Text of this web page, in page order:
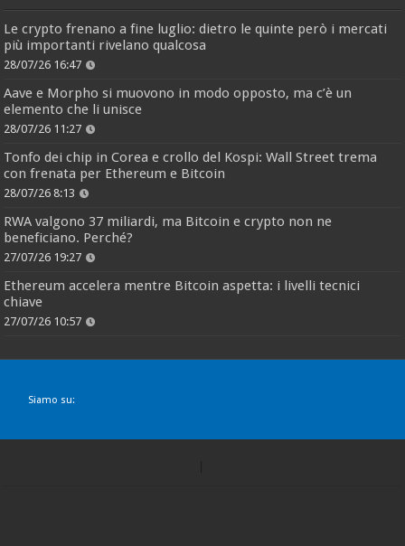
Le crypto frenano a fine luglio: dietro le quinte però i mercati
più importanti rivelano qualcosa
28/07/26 16:47
Aave e Morpho si muovono in modo opposto, ma c’è un
elemento che li unisce
28/07/26 11:27
Tonfo dei chip in Corea e crollo del Kospi: Wall Street trema
con frenata per Ethereum e Bitcoin
28/07/26 8:13
RWA valgono 37 miliardi, ma Bitcoin e crypto non ne
beneficiano. Perché?
27/07/26 19:27
Ethereum accelera mentre Bitcoin aspetta: i livelli tecnici
chiave
27/07/26 10:57
Siamo su: